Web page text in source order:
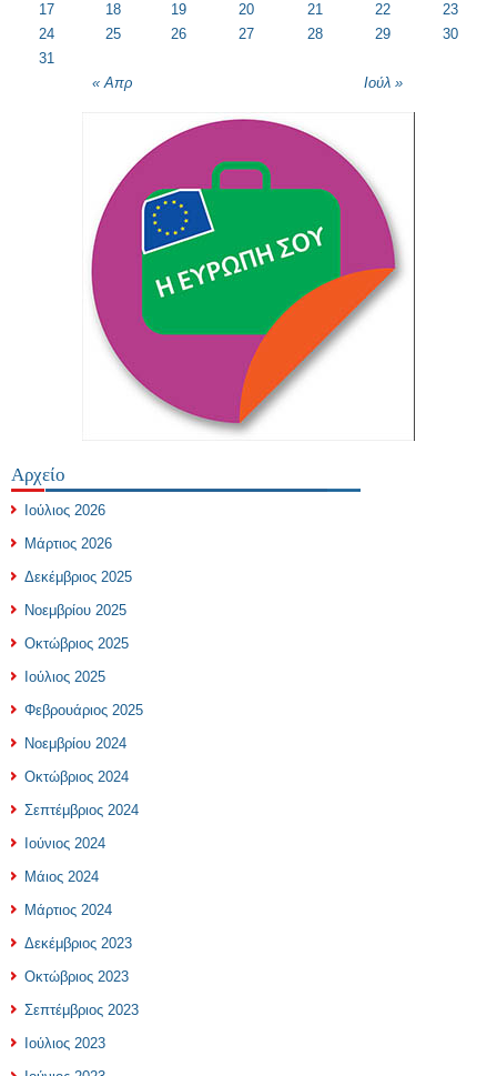
« Απρ Ιούλ »
17
18 19 20 21 22
23
24
25 26 27 28 29
30
31
Αρχείο
Ιούλιος 2026
Μάρτιος 2026
Δεκέμβριος 2025
Νοεμβρίου 2025
Οκτώβριος 2025
Ιούλιος 2025
Φεβρουάριος 2025
Νοεμβρίου 2024
Οκτώβριος 2024
Σεπτέμβριος 2024
Ιούνιος 2024
Μάιος 2024
Μάρτιος 2024
Δεκέμβριος 2023
Οκτώβριος 2023
Σεπτέμβριος 2023
Ιούλιος 2023